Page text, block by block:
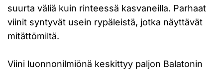
suurta väliä kuin rinteessä kasvaneilla. Parhaat
viinit syntyvät usein rypäleistä, jotka näyttävät
mitättömiltä.
Viini luonnonilmiönä keskittyy paljon Balatonin